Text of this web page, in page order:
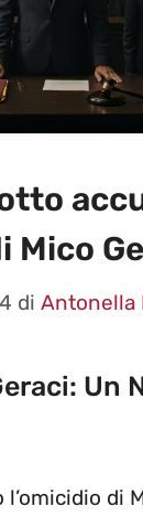
Mico
di Antonella
Un
di